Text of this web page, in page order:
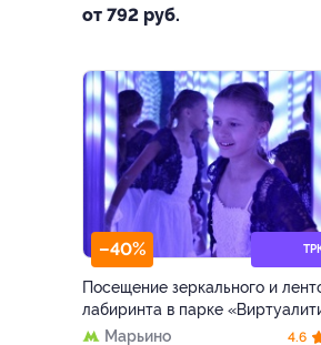
Балашиха, ш. Энтузиастов,
от 792 руб.
–40%
Посещение зеркального и
лабиринта в парке
Марьино
4.6